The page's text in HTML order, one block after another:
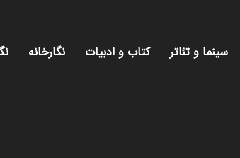
سینما و تئاتر کتاب و ادبیات نگارخانه